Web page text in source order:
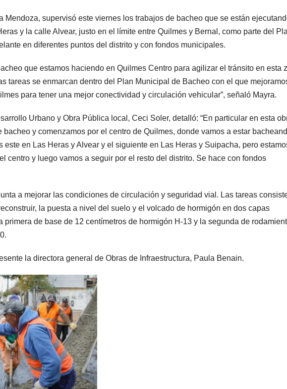
Mendoza, supervisó este viernes los trabajos de bacheo que se están
y la calle Alvear, justo en el límite entre Quilmes y Bernal, como parte del
en diferentes puntos del distrito y con fondos municipales.
que estamos haciendo en Quilmes Centro para agilizar el tránsito en esta
tareas se enmarcan dentro del Plan Municipal de Bacheo con el que
para tener una mejor conectividad y circulación vehicular”, señaló Mayra.
Urbano y Obra Pública local, Ceci Soler, detalló: “En particular en esta
y comenzamos por el centro de Quilmes, donde vamos a estar
este en Las Heras y Alvear y el siguiente en Las Heras y Suipacha, pero
centro y luego vamos a seguir por el resto del distrito. Se hace con fondos
a mejorar las condiciones de circulación y seguridad vial. Las tareas
la puesta a nivel del suelo y el volcado de hormigón en dos capas
primera de base de 12 centímetros de hormigón H-13 y la segunda de
la directora general de Obras de Infraestructura, Paula Benain.